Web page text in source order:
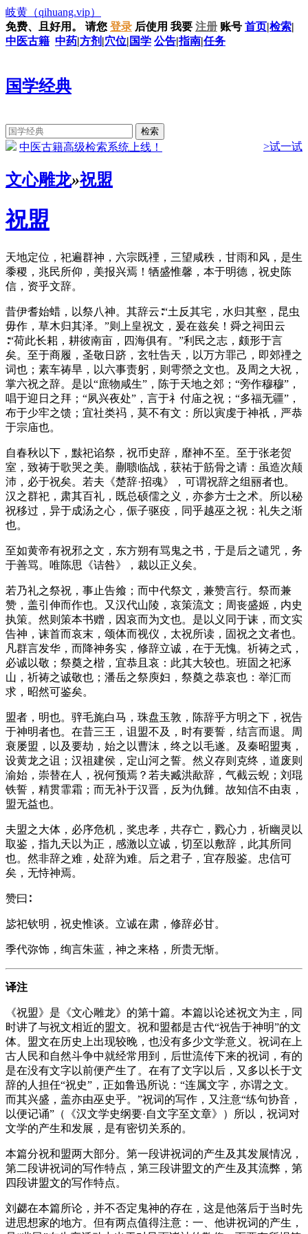
岐黄 （qihuang.vip）
免费、且好用。
请您 登录 后使用 我要 注册 账号 首页|检索|
中医古籍 中药|方剂 |穴位| 国学 公告|指南|任务
国学经典
中医古籍高级检索系统上线！ >试一试
文心雕龙»祝盟
祝盟
天地定位，祀遍群神，六宗既禋，三望咸秩，甘雨和风，是生
黍稷，兆民所仰，美报兴焉！牺盛惟馨，本于明德，祝史陈
信，资乎文辞。
昔伊耆始蜡，以祭八神。其辞云∶“土反其宅，水归其壑，昆虫
毋作，草木归其泽。”则上皇祝文，爰在兹矣！舜之祠田云
∶“荷此长耜，耕彼南亩，四海俱有。”利民之志，颇形于言
矣。至于商履，圣敬日跻，玄牡告天，以万方罪己，即郊禋之
词也；素车祷旱，以六事责躬，则雩禜之文也。及周之大祝，
掌六祝之辞。是以“庶物咸生”，陈于天地之郊；“旁作穆穆”，
唱于迎日之拜；“夙兴夜处”，言于礻付庙之祝；“多福无疆”，
布于少牢之馈；宜社类祃，莫不有文：所以寅虔于神祇，严恭
于宗庙也。
自春秋以下，黩祀谄祭，祝币史辞，靡神不至。至于张老贺
室，致祷于歌哭之美。蒯聩临战，获祐于筋骨之请：虽造次颠
沛，必于祝矣。若夫《楚辞·招魂》，可谓祝辞之组丽者也。
汉之群祀，肃其百礼，既总硕儒之义，亦参方士之术。所以秘
祝移过，异于成汤之心，侲子驱疫，同乎越巫之祝：礼失之渐
也。
至如黄帝有祝邪之文，东方朔有骂鬼之书，于是后之谴咒，务
于善骂。唯陈思《诘咎》，裁以正义矣。
若乃礼之祭祝，事止告飨；而中代祭文，兼赞言行。祭而兼
赞，盖引伸而作也。又汉代山陵，哀策流文；周丧盛姬，内史
执策。然则策本书赠，因哀而为文也。是以义同于诔，而文实
告神，诔首而哀末，颂体而视仪，太祝所读，固祝之文者也。
凡群言发华，而降神务实，修辞立诚，在于无愧。祈祷之式，
必诚以敬；祭奠之楷，宜恭且哀：此其大较也。班固之祀涿
山，祈祷之诚敬也；潘岳之祭庾妇，祭奠之恭哀也：举汇而
求，昭然可鉴矣。
盟者，明也。骍毛旄白马，珠盘玉敦，陈辞乎方明之下，祝告
于神明者也。在昔三王，诅盟不及，时有要誓，结言而退。周
衰屡盟，以及要劫，始之以曹沫，终之以毛遂。及秦昭盟夷，
设黄龙之诅；汉祖建侯，定山河之誓。然义存则克终，道废则
渝始，崇替在人，祝何预焉？若夫臧洪歃辞，气截云蜺；刘琨
铁誓，精贯霏霜；而无补于汉晋，反为仇雠。故知信不由衷，
盟无益也。
夫盟之大体，必序危机，奖忠孝，共存亡，戮心力，祈幽灵以
取鉴，指九天以为正，感激以立诚，切至以敷辞，此其所同
也。然非辞之难，处辞为难。后之君子，宜存殷鉴。忠信可
矣，无恃神焉。
赞曰∶
毖祀钦明，祝史惟谈。立诚在肃，修辞必甘。
季代弥饰，绚言朱蓝，神之来格，所贵无惭。
译注
《祝盟》是《文心雕龙》的第十篇。本篇以论述祝文为主，同
时讲了与祝文相近的盟文。祝和盟都是古代“祝告于神明”的文
体。盟文在历史上出现较晚，也没有多少文学意义。祝词在上
古人民和自然斗争中就经常用到，后世流传下来的祝词，有的
是在没有文字以前便产生了。在有了文字以后，又多以长于文
辞的人担任“祝史”，正如鲁迅所说：“连属文字，亦谓之文。
而其兴盛，盖亦由巫史乎。”祝词的写作，又注意“练句协音，
以便记诵”（《汉文学史纲要·自文字至文章》）所以，祝词对
文学的产生和发展，是有密切关系的。
本篇分祝和盟两大部分。第一段讲祝词的产生及其发展情况，
第二段讲祝词的写作特点，第三段讲盟文的产生及其流弊，第
四段讲盟文的写作特点。
刘勰在本篇所论，并不否定鬼神的存在，这是他落后于当时先
进思想家的地方。但有两点值得注意：一、他讲祝词的产生，